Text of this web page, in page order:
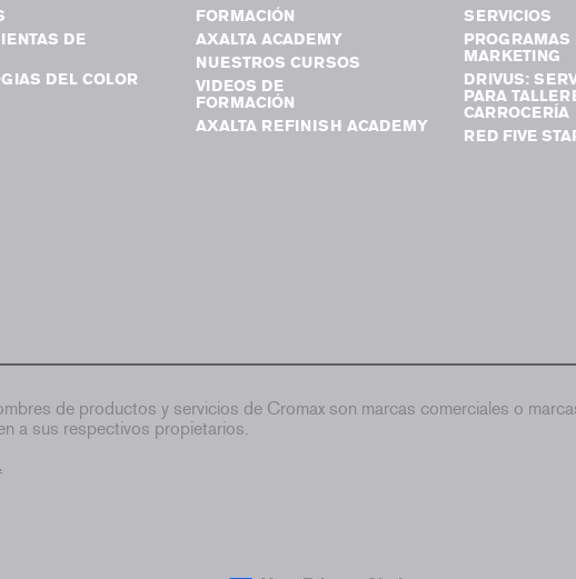
DE
DEL COLOR
FORMACIÓN
AXALTA ACADEMY
NUESTROS CURSOS
VIDEOS DE
FORMACIÓN
AXALTA REFINISH ACADEMY
SERVICIOS
PROGRAMAS
MARKETING
DRIVUS:
PARA
CARROCERÍA
RED FIVE
de productos y servicios de Cromax son marcas comerciales o
a sus respectivos propietarios.